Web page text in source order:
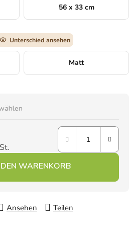
56 x 33 cm
Unterschied ansehen
Matt
Ansehen Teilen